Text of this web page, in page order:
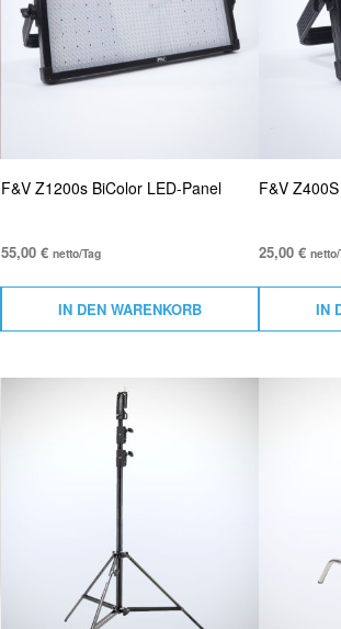
F&V Z1200s BiColor LED-Panel
55,00€ netto/Tag
IN DEN WARENKORB
F&V
25,00€
IN